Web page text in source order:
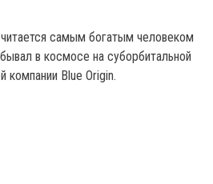
самым богатым человеком
в космосе на суборбитальной
компании Blue Origin.